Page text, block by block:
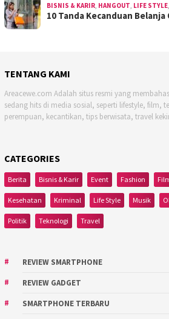
BISNIS & KARIR HANGOUT LIFE STYLE
10 Tanda Kecanduan
TENTANG KAMI
Areacewe.com Adalah situs resmi yang
sedang hits di media sosial, seperti lifestyle, film,
perempuan, kecantikan, tips berwisata, travel
CATEGORIES
Berita Bisnis & Karir Event Fashion
Kesehatan Kriminal Life Style Musik
Politik Teknologi Travel
REVIEW SMARTPHONE
REVIEW GADGET
SMARTPHONE TERBARU